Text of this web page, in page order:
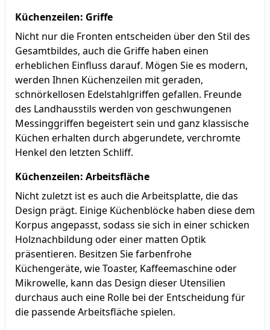
Küchenzeilen: Griffe
Nicht nur die Fronten entscheiden über den Stil des
Gesamtbildes, auch die Griffe haben einen
erheblichen Einfluss darauf. Mögen Sie es modern,
werden Ihnen Küchenzeilen mit geraden,
schnörkellosen Edelstahlgriffen gefallen. Freunde
des Landhausstils werden von geschwungenen
Messinggriffen begeistert sein und ganz klassische
Küchen erhalten durch abgerundete, verchromte
Henkel den letzten Schliff.
Küchenzeilen: Arbeitsfläche
Nicht zuletzt ist es auch die Arbeitsplatte, die das
Design prägt. Einige Küchenblöcke haben diese dem
Korpus angepasst, sodass sie sich in einer schicken
Holznachbildung oder einer matten Optik
präsentieren. Besitzen Sie farbenfrohe
Küchengeräte, wie Toaster, Kaffeemaschine oder
Mikrowelle, kann das Design dieser Utensilien
durchaus auch eine Rolle bei der Entscheidung für
die passende Arbeitsfläche spielen.